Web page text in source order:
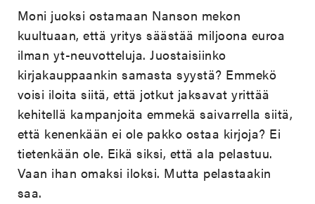
Moni juoksi ostamaan Nanson mekon
kuultuaan, että yritys säästää miljoona euroa
ilman yt-neuvotteluja. Juostaisiinko
kirjakauppaankin samasta syystä? Emmekö
voisi iloita siitä, että jotkut jaksavat yrittää
kehitellä kampanjoita emmekä saivarrella siitä,
että kenenkään ei ole pakko ostaa kirjoja? Ei
tietenkään ole. Eikä siksi, että ala pelastuu.
Vaan ihan omaksi iloksi. Mutta pelastaakin
saa.